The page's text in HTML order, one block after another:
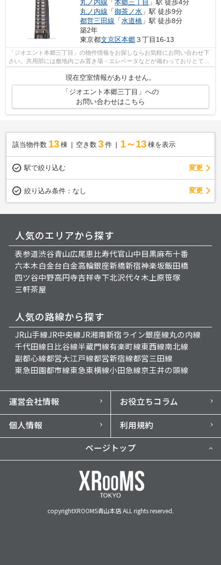
丸ノ内線 「本郷三丁目 」駅 徒歩4分
丸ノ内線 「御茶ノ水 」駅 徒歩9分
都営三田線 「水道橋 」駅 徒歩8分
築2年
東京都文京区本郷３丁目16-13
「ジオエント本郷三丁目」の物件情報をお探しならお気軽にお問い合わせ下
さい。共用部には敷地内ごみ置き場・エレベータなどが備わっておりとても
充実しています。徒歩4分の距離に駅が...
現在空室情報がありません。
「ジオエント本郷三丁目」への
お問い合わせはこちら
該当物件数 13棟 空き数 3 件 1～13 棟を表示
駅で絞り込む 変更
絞り込み条件： なし 変更
人気のエリアから探す
表参道渋谷青山広尾恵比寿代官山中目黒麻布十番
六本木白金台白金高輪銀座新橋新宿神楽坂飯田橋
四ツ谷中野高円寺吉祥寺下北沢代々木上原笹塚
三軒茶屋
人気の路線から探す
JR山手線JR中央線JR湘南新宿ライン銀座線丸の内線
千代田線日比谷線半蔵門線有楽町線東西線南北線
副都心線都営大江戸線都営新宿線都営三田線
東急田園都市線東急東横線小田急線京王井の頭線
運営会社情報
お役立ちコラム
個人情報
利用規約
ページトップ
copyrightXROOMS青山本店 ALL rights reserved.